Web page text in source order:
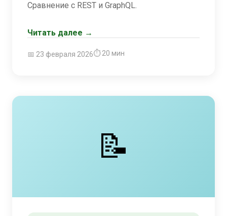
Сравнение с REST и GraphQL.
Читать далее →
📅 23 февраля 2026⏱ 20 мин
📝